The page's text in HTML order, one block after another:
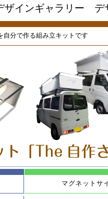
ンギャラリー デ
自分で作る組み立キットです
マグネットサ